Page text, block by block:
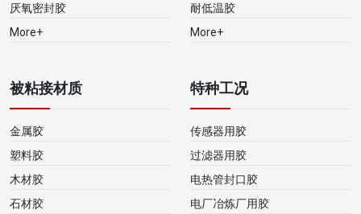
厌氧密封胶
More+
耐低温胶
More+
被粘接材质
金属胶
塑料胶
木材胶
石材胶
特种工况
传感器用胶
过滤器用胶
电热管封口胶
电厂冶炼厂用胶